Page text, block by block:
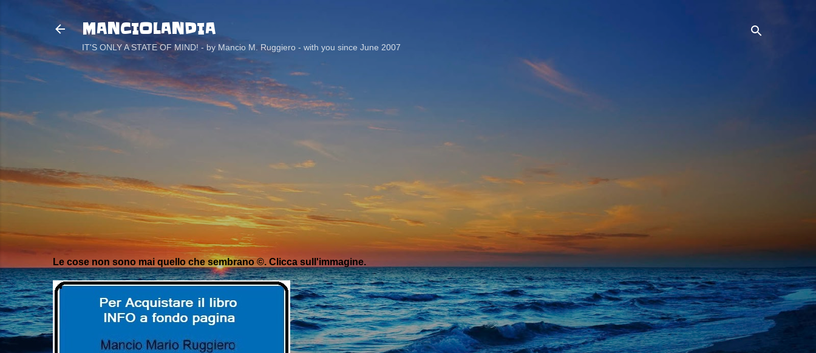
MANCIOLANDIA
IT'S ONLY A STATE OF MIND! - by Mancio M. Ruggiero - with you since June 2007
Le cose non sono mai quello che sembrano ©. Clicca sull'immagine.